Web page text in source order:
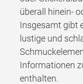
überall hinein-
Insgesamt gibt
lustige und
Informationen
enthalten.